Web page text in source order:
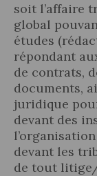
soit l’affaire
global
études
répondant
de contrats,
documents,
juridique
devant des
devant les
de tout